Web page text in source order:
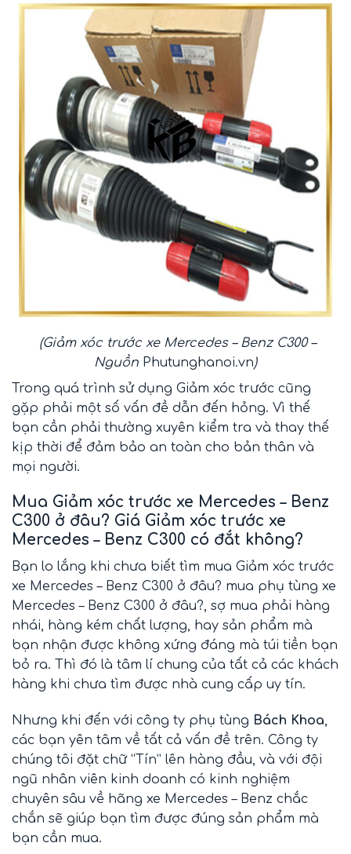
(Giảm xóc trước xe Mercedes – Benz C300 –
Nguồn Phutunghanoi.vn)
Trong quá trình sử dụng Giảm xóc trước cũng
gặp phải một số vấn đề dẫn đến hỏng. Vì thế
bạn cần phải thường xuyên kiểm tra và thay thế
kịp thời để đảm bảo an toàn cho bản thân và
mọi người.
Mua Giảm xóc trước xe Mercedes – Benz
C300 ở đâu? Giá Giảm xóc trước xe
Mercedes – Benz C300 có đắt không?
Bạn lo lắng khi chưa biết tìm mua Giảm xóc trước
xe Mercedes – Benz C300 ở đâu? mua phụ tùng xe
Mercedes – Benz C300 ở đâu?, sợ mua phải hàng
nhái, hàng kém chất lượng, hay sản phẩm mà
bạn nhận được không xứng đáng mà túi tiền bạn
bỏ ra. Thì đó là tâm lí chung của tất cả các khách
hàng khi chưa tìm được nhà cung cấp uy tín.
Nhưng khi đến với công ty phụ tùng Bách Khoa,
các bạn yên tâm về tất cả vấn đề trên. Công ty
chúng tôi đặt chữ “Tín” lên hàng đầu, và với đội
ngũ nhân viên kinh doanh có kinh nghiệm
chuyên sâu về hãng xe Mercedes – Benz chắc
chắn sẽ giúp bạn tìm được đúng sản phẩm mà
bạn cần mua.